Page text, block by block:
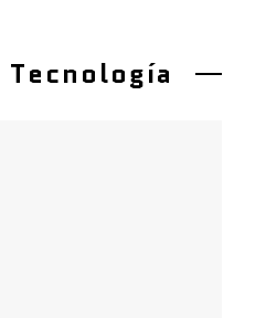
Tecnología